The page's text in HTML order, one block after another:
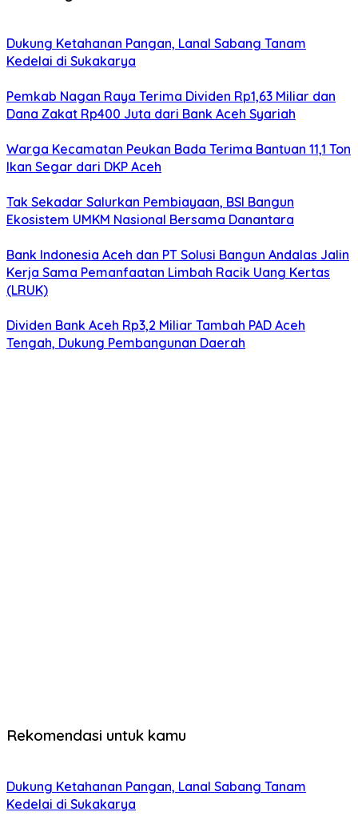
Dukung Ketahanan Pangan, Lanal Sabang Tanam
Kedelai di Sukakarya
Pemkab Nagan Raya Terima Dividen Rp1,63 Miliar dan
Dana Zakat Rp400 Juta dari Bank Aceh Syariah
Warga Kecamatan Peukan Bada Terima Bantuan 11,1 Ton
Ikan Segar dari DKP Aceh
Tak Sekadar Salurkan Pembiayaan, BSI Bangun
Ekosistem UMKM Nasional Bersama Danantara
Bank Indonesia Aceh dan PT Solusi Bangun Andalas Jalin
Kerja Sama Pemanfaatan Limbah Racik Uang Kertas
(LRUK)
Dividen Bank Aceh Rp3,2 Miliar Tambah PAD Aceh
Tengah, Dukung Pembangunan Daerah
Rekomendasi untuk kamu
Dukung Ketahanan Pangan, Lanal Sabang Tanam
Kedelai di Sukakarya